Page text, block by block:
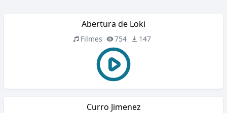
Abertura de Loki
Filmes 754 147
Curro Jimenez